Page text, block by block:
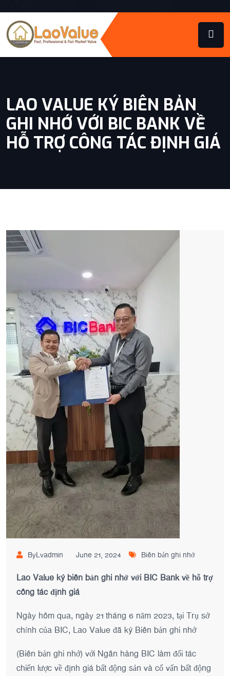
LAO VALUE KÝ BIÊN BẢN
GHI NHỚ VỚI BIC BANK VỀ
HỖ TRỢ CÔNG TÁC ĐỊNH GIÁ
ByLvadmin June 21, 2024 Biên bản ghi nhớ
Lao Value ký biên bản ghi nhớ với BIC Bank về hỗ trợ
công tác định giá
Ngày hôm qua, ngày 21 tháng 6 năm 2023, tại Trụ sở
chính của BIC, Lao Value đã ký Biên bản ghi nhớ
(Biên bản ghi nhớ) với Ngân hàng BIC làm đối tác
chiến lược về định giá bất động sản và cố vấn bất động